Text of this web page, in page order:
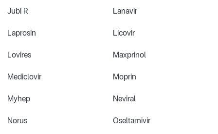
Jubi R Lanavir
Laprosin Licovir
Lovires Maxprinol
Mediclovir Moprin
Myhep Neviral
Norus Oseltamivir